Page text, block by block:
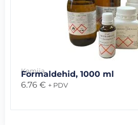
Kemija
Formaldehid, 1000 ml
6.76 € + PDV